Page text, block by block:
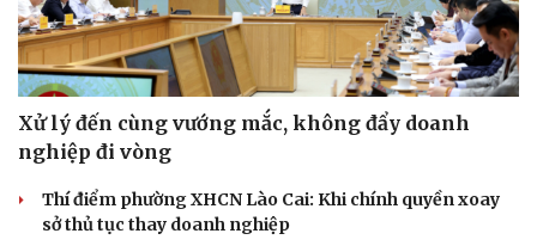
Xử lý đến cùng vướng mắc, không đẩy doanh
nghiệp đi vòng
Thí điểm phường XHCN Lào Cai: Khi chính quyền xoay
sở thủ tục thay doanh nghiệp